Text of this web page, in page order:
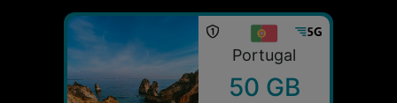
Portugal
50 GB